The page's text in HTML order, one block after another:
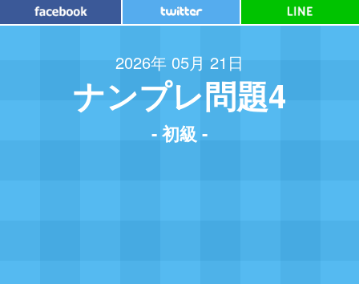
2026年 05月 21日
ナンプレ問題4
- 初級 -